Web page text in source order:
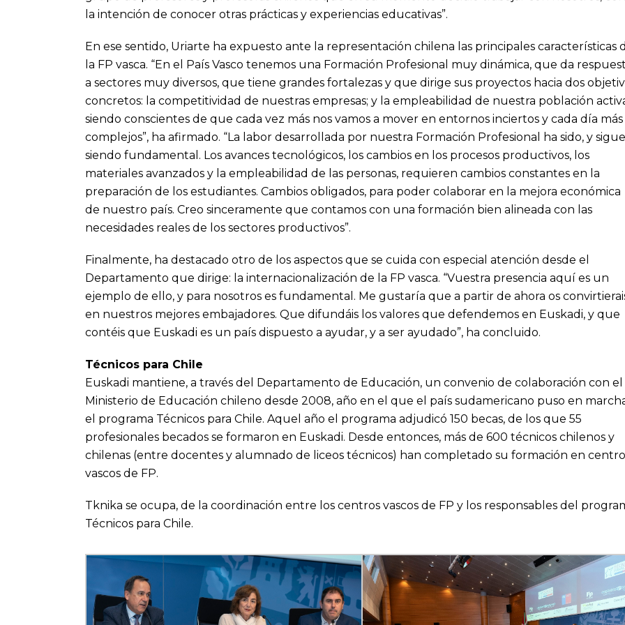
la intención de conocer otras prácticas y experiencias educativas”.
En ese sentido, Uriarte ha expuesto ante la representación chilena las principales características
la FP vasca. “En el País Vasco tenemos una Formación Profesional muy dinámica, que da
a sectores muy diversos, que tiene grandes fortalezas y que dirige sus proyectos hacia dos
concretos: la competitividad de nuestras empresas; y la empleabilidad de nuestra población
siendo conscientes de que cada vez más nos vamos a mover en entornos inciertos y cada día más
complejos”, ha afirmado. “La labor desarrollada por nuestra Formación Profesional ha sido, y sigue
siendo fundamental. Los avances tecnológicos, los cambios en los procesos productivos, los
materiales avanzados y la empleabilidad de las personas, requieren cambios constantes en la
preparación de los estudiantes. Cambios obligados, para poder colaborar en la mejora económica
de nuestro país. Creo sinceramente que contamos con una formación bien alineada con las
necesidades reales de los sectores productivos”.
Finalmente, ha destacado otro de los aspectos que se cuida con especial atención desde el
Departamento que dirige: la internacionalización de la FP vasca. “Vuestra presencia aquí es un
ejemplo de ello, y para nosotros es fundamental. Me gustaría que a partir de ahora os
en nuestros mejores embajadores. Que difundáis los valores que defendemos en Euskadi, y que
contéis que Euskadi es un país dispuesto a ayudar, y a ser ayudado”, ha concluido.
Técnicos para Chile
Euskadi mantiene, a través del Departamento de Educación, un convenio de colaboración con el
Ministerio de Educación chileno desde 2008, año en el que el país sudamericano puso en
el programa Técnicos para Chile. Aquel año el programa adjudicó 150 becas, de los que 55
profesionales becados se formaron en Euskadi. Desde entonces, más de 600 técnicos chilenos y
chilenas (entre docentes y alumnado de liceos técnicos) han completado su formación en
vascos de FP.
Tknika se ocupa, de la coordinación entre los centros vascos de FP y los responsables del
Técnicos para Chile.